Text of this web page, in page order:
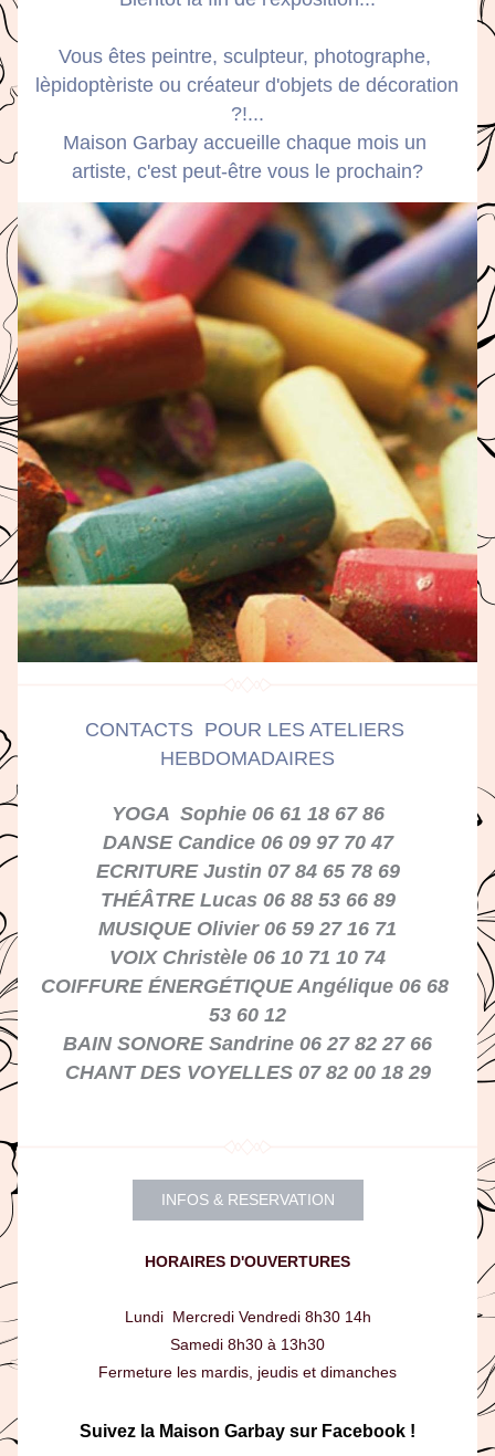
Vous êtes peintre, sculpteur, photographe,
lèpidoptèriste ou créateur d'objets de décoration
?!...
Maison Garbay accueille chaque mois un
artiste, c'est peut-être vous le prochain?
CONTACTS  POUR LES ATELIERS
HEBDOMADAIRES
YOGA  Sophie 06 61 18 67 86
DANSE Candice 06 09 97 70 47
ECRITURE Justin 07 84 65 78 69
THÉÂTRE Lucas 06 88 53 66 89
MUSIQUE Olivier 06 59 27 16 71
VOIX Christèle 06 10 71 10 74
COIFFURE ÉNERGÉTIQUE Angélique 06 68
53 60 12
BAIN SONORE Sandrine 06 27 82 27 66
CHANT DES VOYELLES 07 82 00 18 29
INFOS & RESERVATION
HORAIRES D'OUVERTURES
Lundi  Mercredi Vendredi 8h30 14h
Samedi 8h30 à 13h30
Fermeture les mardis, jeudis et dimanches
Suivez la Maison Garbay sur Facebook !